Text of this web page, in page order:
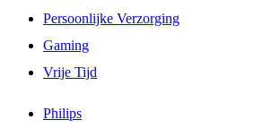
Persoonlijke Verzorging
Gaming
Vrije Tijd
Philips